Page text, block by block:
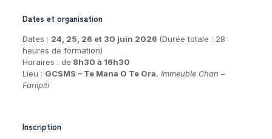
Dates et organisation
Dates : 24, 25, 26 et 30 juin 2026 (Durée totale : 28
heures de formation)
Horaires : de 8h30 à 16h30
Lieu : GCSMS – Te Mana O Te Ora, Immeuble Chan –
Fariipiti
Inscription